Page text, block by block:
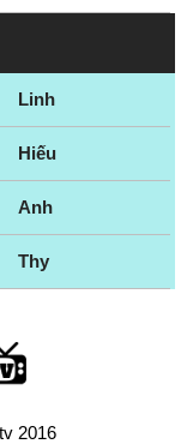
Linh
Hiếu
Anh
Thy
2016